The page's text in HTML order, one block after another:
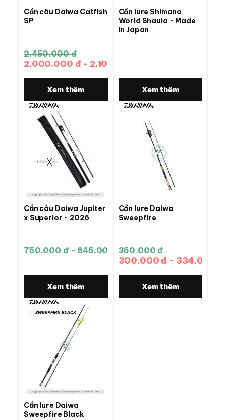
Cần câu Daiwa Catfish
SP
2.450.000 đ
2.000.000 đ - 2.100.000 đ
Xem thêm
Cần lure Shimano
World Shaula - Made
in Japan
Xem thêm
Cần câu Daiwa Jupiter
x Superior - 2026
750.000 đ - 845.000 đ
Xem thêm
Cần lure Daiwa
Sweepfire
350.000 đ
300.000 đ - 334.000 đ
Xem thêm
Cần lure Daiwa
Sweepfire Black